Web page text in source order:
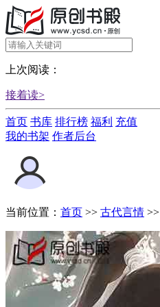
上次阅读：
接着读>
首页 书库 排行榜 福利 充值
我的书架 作者后台
当前位置： 首页 >> 古代言情 >>